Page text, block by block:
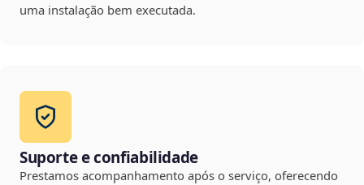
uma instalação bem executada.
Suporte e confiabilidade
Prestamos acompanhamento após o serviço, oferecendo